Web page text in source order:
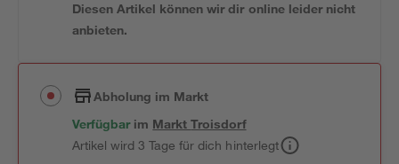
Diesen Artikel können wir dir online leider nicht
anbieten.
Abholung im Markt
Verfügbar im MarktTroisdorf
Artikel wird 3 Tage für dich hinterlegt